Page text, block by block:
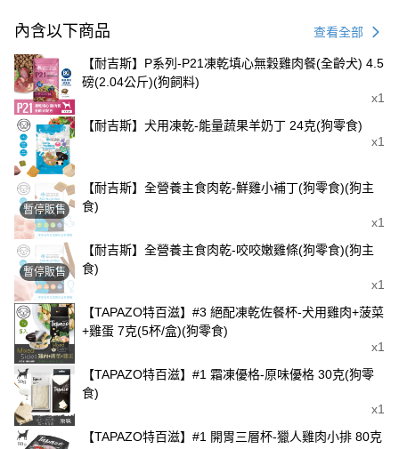
內含以下商品 查看全部
【耐吉斯】P系列-P21凍乾填心無穀雞肉餐(全齡犬) 4.5
磅(2.04公斤)(狗飼料)
x1
【耐吉斯】犬用凍乾-能量蔬果羊奶丁 24克(狗零食)
x1
暫停販售
【耐吉斯】全營養主食肉乾-鮮雞小補丁(狗零食)(狗主
食)
x1
暫停販售
【耐吉斯】全營養主食肉乾-咬咬嫩雞條(狗零食)(狗主
食)
x1
【TAPAZO特百滋】#3 絕配凍乾佐餐杯-犬用雞肉+菠菜
+雞蛋 7克(5杯/盒)(狗零食)
x1
【TAPAZO特百滋】#1 霜凍優格-原味優格 30克(狗零
食)
x1
【TAPAZO特百滋】#1 開胃三層杯-獵人雞肉小排 80克